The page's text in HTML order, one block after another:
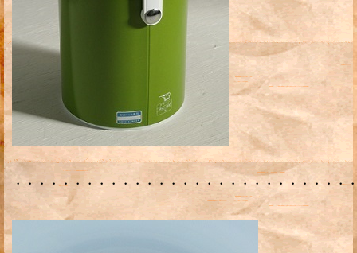
・・・・・・・・・・・・・・・・・・・・・・・・・・・